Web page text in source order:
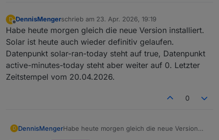
D
Offline
DennisMengerschrieb am 23. Apr. 2026, 19:19
zuletzt editiert von
Habe heute morgen gleich die neue Version installiert.
Solar ist heute auch wieder definitiv gelaufen.
Datenpunkt solar-ran-today steht auf true, Datenpunkt
active-minutes-today steht aber weiter auf 0. Letzter
Zeitstempel vom 20.04.2026.
0
D DennisMengerHabe heute morgen gleich die neue Version